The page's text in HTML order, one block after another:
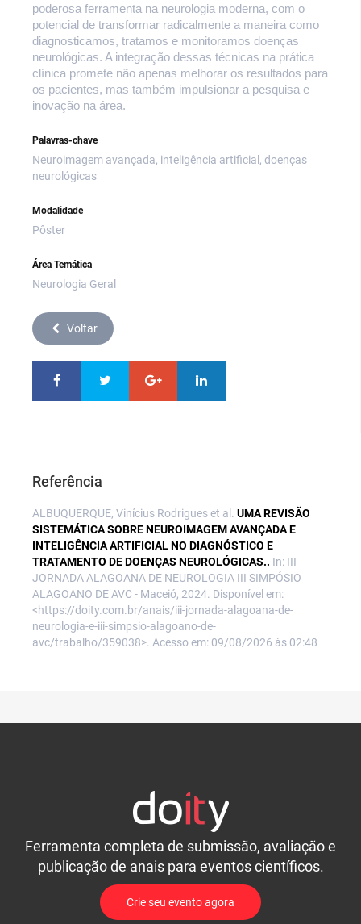
poderosa ferramenta na neurologia moderna, com o
potencial de transformar radicalmente a maneira como
diagnosticamos, tratamos e monitoramos doenças
neurológicas. A integração dessas técnicas na prática
clínica promete não apenas melhorar os resultados para
os pacientes, mas também impulsionar a pesquisa e
inovação na área.
Palavras-chave
Neuroimagem avançada, inteligência artificial, doenças
neurológicas
Modalidade
Pôster
Área Temática
Neurologia Geral
Voltar
Referência
ALBUQUERQUE, Vinícius Rodrigues et al. UMA REVISÃO
SISTEMÁTICA SOBRE NEUROIMAGEM AVANÇADA E
INTELIGÊNCIA ARTIFICIAL NO DIAGNÓSTICO E
TRATAMENTO DE DOENÇAS NEUROLÓGICAS.. In: III
JORNADA ALAGOANA DE NEUROLOGIA III SIMPÓSIO
ALAGOANO DE AVC - Maceió, 2024. Disponível em:
<https://doity.com.br/anais/iii-jornada-alagoana-de-
neurologia-e-iii-simpsio-alagoano-de-
avc/trabalho/359038>. Acesso em: 09/08/2026 às 02:48
Ferramenta completa de submissão, avaliação e
publicação de anais para eventos científicos.
Crie seu evento agora